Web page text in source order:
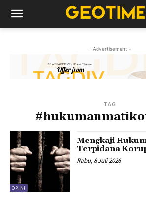
- Advertisement -
TAG
OPINI
Mengkaji
Terpidana
Rabu, 8 Juli 2026